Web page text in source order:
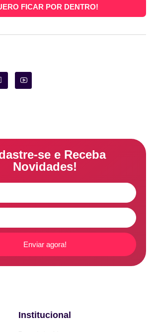
FICAR POR DENTRO!
se e Receba
Novidades!
Enviar agora!
Institucional